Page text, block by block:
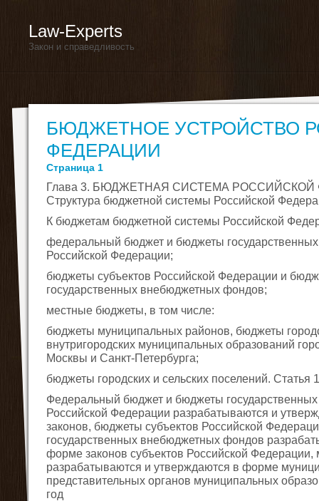
Law-Experts
Закон и справедливость
БЮДЖЕТНОЕ УСТРОЙСТВО
ФЕДЕРАЦИИ
Страница 1
Глава 3. БЮДЖЕТНАЯ СИСТЕМА РОССИЙСКОЙ
Структура бюджетной системы Российской
К бюджетам бюджетной системы Российской
федеральный бюджет и бюджеты
Российской Федерации;
бюджеты субъектов Российской Федерации и
государственных внебюджетных фондов;
местные бюджеты, в том числе:
бюджеты муниципальных районов, бюджеты
внутригородских муниципальных образований
Москвы и Санкт-Петербурга;
бюджеты городских и сельских поселений.
Федеральный бюджет и бюджеты
Российской Федерации разрабатываются и
законов, бюджеты субъектов Российской
государственных внебюджетных фондов
форме законов субъектов Российской
разрабатываются и утверждаются в форме
представительных органов муниципальных
год